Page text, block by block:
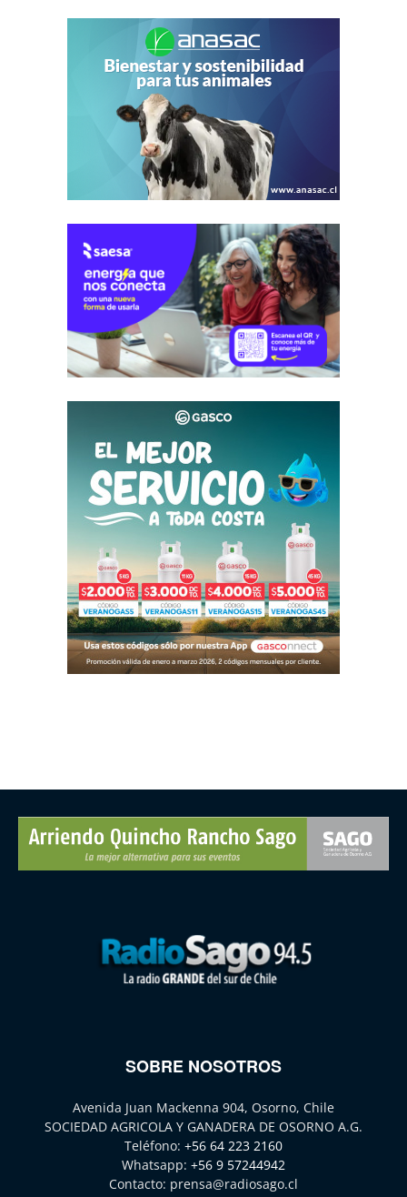
SOBRE NOSOTROS
Avenida Juan Mackenna 904, Osorno, Chile
SOCIEDAD AGRICOLA Y GANADERA DE OSORNO A.G.
Teléfono: +56 64 223 2160
Whatsapp: +56 9 57244942
Contacto: prensa@radiosago.cl